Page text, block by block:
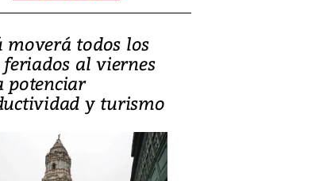
moverá todos los
al viernes
potenciar
y turismo